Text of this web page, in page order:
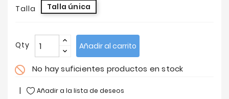
Talla Talla única
Qty Añadir al carrito
do_not_disturb No hay suficientes productos en stock
Añadir a la lista de deseos